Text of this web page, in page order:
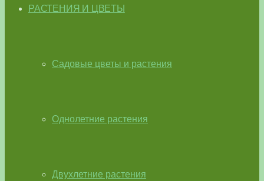
РАСТЕНИЯ И ЦВЕТЫ
Садовые цветы и растения
Однолетние растения
Двухлетние растения